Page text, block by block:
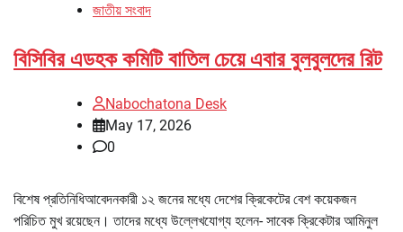
জাতীয় সংবাদ
বিসিবির এডহক কমিটি বাতিল চেয়ে এবার বুলবুলদের রিট
Nabochatona Desk
May 17, 2026
0
বিশেষ প্রতিনিধিআবেদনকারী ১২ জনের মধ্যে দেশের ক্রিকেটের বেশ কয়েকজন
পরিচিত মুখ রয়েছেন। তাদের মধ্যে উল্লেখযোগ্য হলেন- সাবেক ক্রিকেটার আমিনুল